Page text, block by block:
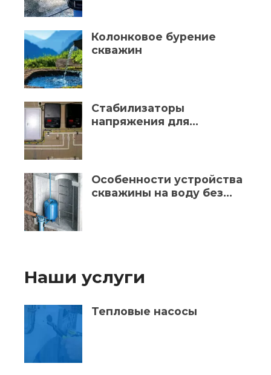
Колонковое бурение
скважин
Стабилизаторы
напряжения для
Особенности устройства
скважины на воду без
Наши услуги
Тепловые насосы